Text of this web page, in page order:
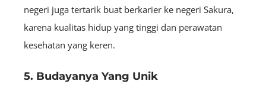
negeri juga tertarik buat berkarier ke negeri Sakura,
karena kualitas hidup yang tinggi dan perawatan
kesehatan yang keren.
5. Budayanya Yang Unik